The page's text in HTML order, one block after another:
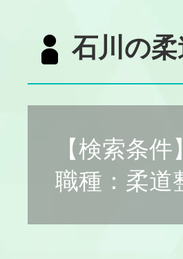
石川の
【検索条件】
職種：柔道